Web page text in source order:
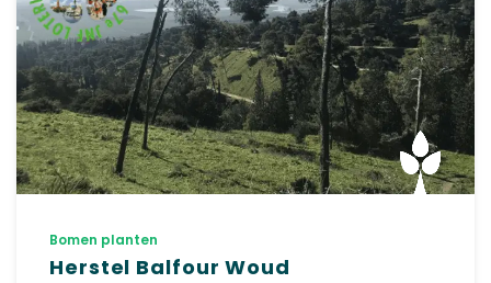
Bomen planten
Herstel Balfour Woud